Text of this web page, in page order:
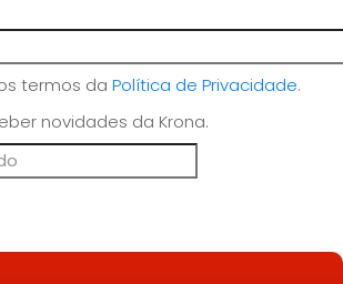
termos da Política de Privacidade.
novidades da Krona.